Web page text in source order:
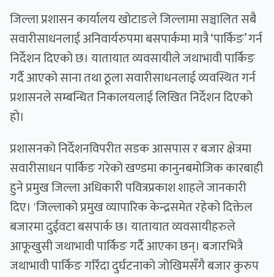
जिल्ला प्रशासन कार्यालय खोटाङले जिल्लामा सञ्चालित सबै
सवारीसाधनलाई अनिवार्यरुपमा बसपार्कमा मात्रै ‘पार्किङ’ गर्न
निर्देशन दिएको छ। यातायात व्यवसायीले जथाभावी पार्किङ
गर्दै आएको साना तथा ठूला सवारीसाधनलाई व्यवस्थित गर्न
प्रशासनले सम्बन्धित निकालयलाई लिखित निर्देशन दिएको
हो।
प्रशासनको निर्देशनविपरीत सडक आसपास र बजार क्षेत्रमा
सवारीसाधन पार्किङ गरेको खण्डमा कानुनबमोजिक कारबाही
हुने प्रमुख जिल्ला अधिकारी पवित्रप्रकाश शाहले जानकारी
दिए। 'जिल्लाको प्रमुख व्यापारिक केन्द्रसमेत रहेको दिक्तेल
बजारमा दुईवटा बसपार्क छ। यातायात व्यवसायीहरुले
आफूखुसी जथाभावी पार्किङ गर्दै आएका छन्। बजारभित्रै
जथाभावी पार्किङ गरिँदा दुर्घटनाको जोखिमसँगै बजार कुरुप